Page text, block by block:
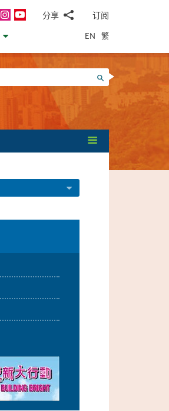
InstagramYouTube分享
邮WhatsApp
微
信
面
书Twitter
LinkedIn
微
订阅
EN 繁
搜寻